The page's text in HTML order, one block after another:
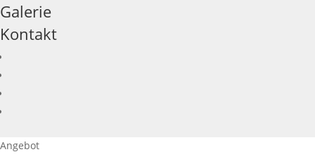
Galerie
Kontakt
Angebot